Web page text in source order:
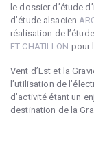
le dossier d’étude
d’étude alsacien
réalisation de
ET CHATILLON pour
Vent d’Est et la
l’utilisation de
d’activité étant un
destination de la